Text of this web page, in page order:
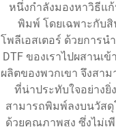
หนึ่งกำลังมองหาวิธีแ
พิมพ์ โดยเฉพาะกับ
โพลีเอสเตอร์ ด้วยการน
DTF ของเราไปผสานเ
ผลิตของพวกเขา จึงสา
ที่น่าประทับใจอย่างยิ่
สามารถพิมพ์ลงบนวัสดุ
ด้วยคุณภาพสูง ซึ่งไม่เ